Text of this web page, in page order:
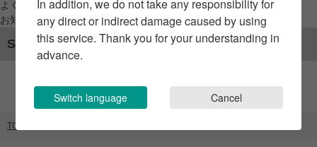
よくあるご質問 / お問い合わせ
お知らせ
SNSアカウント
TOP
In addition, we do not take any responsibility for
any direct or indirect damage caused by using
this service. Thank you for your understanding in
advance.
Switch language Cancel